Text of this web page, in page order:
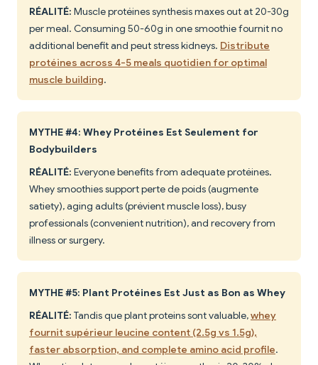
RÉALITÉ: Muscle protéines synthesis maxes out at 20-30g
per meal. Consuming 50-60g in one smoothie fournit no
additional benefit and peut stress kidneys. Distribute
protéines across 4-5 meals quotidien for optimal
muscle building.
MYTHE #4: Whey Protéines Est Seulement for
Bodybuilders
RÉALITÉ: Everyone benefits from adequate protéines.
Whey smoothies support perte de poids (augmente
satiety), aging adults (prévient muscle loss), busy
professionals (convenient nutrition), and recovery from
illness or surgery.
MYTHE #5: Plant Protéines Est Just as Bon as Whey
RÉALITÉ: Tandis que plant proteins sont valuable,whey
fournit supérieur leucine content (2.5g vs 1.5g),
faster absorption, and complete amino acid profile.